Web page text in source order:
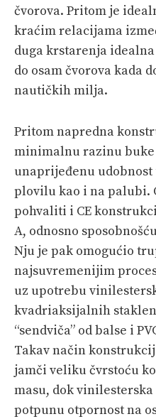
čvorova. Pritom je
kraćim relacijama
duga krstarenja
do osam čvorova kada
nautičkih milja.
Pritom napredna
minimalnu razinu
unaprijeđenu
plovilu kao i na palubi.
pohvaliti i CE
A, odnosno
Nju je pak omogućio
najsuvremenijim
uz upotrebu
kvadriaksijalnih
“sendviča” od balse i
Takav način
jamči veliku čvrstoću
masu, dok
potpunu otpornost na